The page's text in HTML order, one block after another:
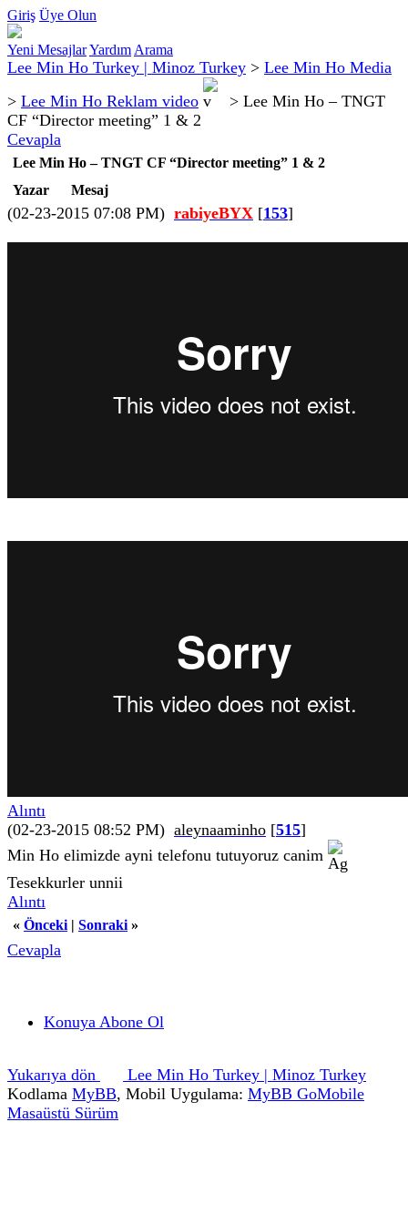
Giriş Üye Olun
Yeni MesajlarYardım Arama
Lee Min Ho Turkey | Minoz Turkey > Lee Min Ho Media
> Lee Min Ho Reklam video > Lee Min Ho – TNGT
CF “Director meeting” 1 & 2
Cevapla
Lee Min Ho – TNGT CF “Director meeting” 1 & 2
Yazar
Mesaj
(02-23-2015 07:08 PM) rabiyeBYX [153]
Alıntı
(02-23-2015 08:52 PM) aleynaaminho [515]
Min Ho elimizde ayni telefonu tutuyoruz canim
Tesekkurler unnii
Alıntı
« Önceki | Sonraki »
Cevapla
Konuya Abone Ol
Yukarıya dön
Lee Min Ho Turkey | Minoz Turkey
Kodlama MyBB, Mobil Uygulama: MyBB GoMobile
Masaüstü Sürüm